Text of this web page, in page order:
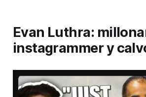
Evan Luthra:
instagrammer y